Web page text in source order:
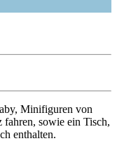
Minifiguren von
fahren, sowie ein Tisch,
enthalten.